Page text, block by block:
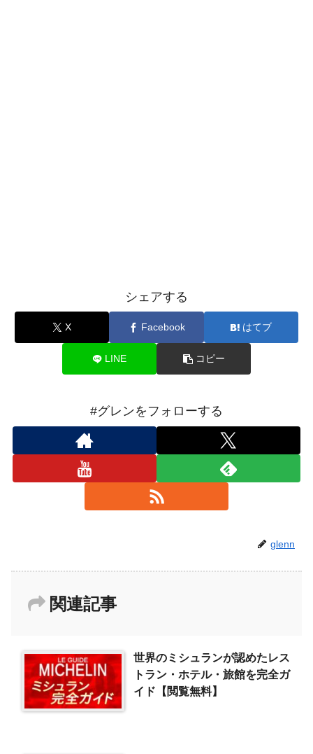
シェアする
X Facebook はてブ
LINE コピー
#グレンをフォローする
glenn
関連記事
世界のミシュランが認めたレス
トラン・ホテル・旅館を完全ガ
イド【閲覧無料】